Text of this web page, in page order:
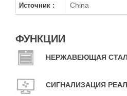
Источник : China
ФУНКЦИИ
НЕРЖАВЕЮЩАЯ
СИГНАЛИЗАЦИЯ